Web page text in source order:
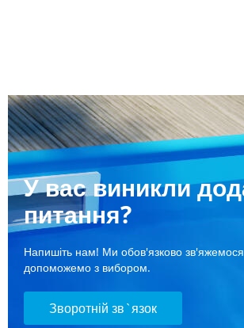
У вас виникли
питання?
Напишіть нам! Ми обов'язково
допоможемо з вибором.
Зворотній зв`язок